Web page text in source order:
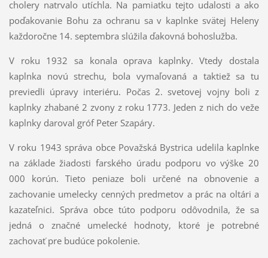
cholery natrvalo utíchla. Na pamiatku tejto udalosti a ako
poďakovanie Bohu za ochranu sa v kaplnke svätej Heleny
každoročne 14. septembra slúžila ďakovná bohoslužba.
V roku 1932 sa konala oprava kaplnky. Vtedy dostala
kaplnka novú strechu, bola vymaľovaná a taktiež sa tu
previedli úpravy interiéru. Počas 2. svetovej vojny boli z
kaplnky zhabané 2 zvony z roku 1773. Jeden z nich do veže
kaplnky daroval gróf Peter Szapáry.
V roku 1943 správa obce Považská Bystrica udelila kaplnke
na základe žiadosti farského úradu podporu vo výške 20
000 korún. Tieto peniaze boli určené na obnovenie a
zachovanie umelecky cenných predmetov a prác na oltári a
kazateľnici. Správa obce túto podporu odôvodnila, že sa
jedná o značné umelecké hodnoty, ktoré je potrebné
zachovať pre budúce pokolenie.